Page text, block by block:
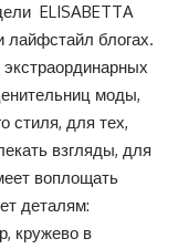
ELISABETTA
лайфстайл блогах.
моды,
стиля, для тех,
взгляды, для
воплощать
деталям:
кружево в